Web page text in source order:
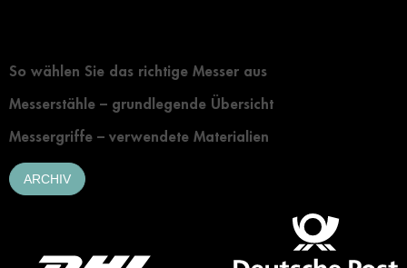
So wählen Sie das richtige Messer aus
Messerstähle – grundlegende Übersicht
Messergriffe – verwendete Materialien
ARCHIV